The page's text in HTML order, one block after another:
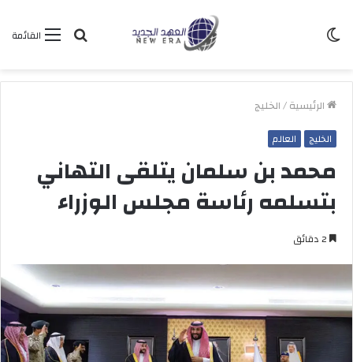
القائمة بحث
الرئيسية/الخليج
الخليج العالم
محمد بن سلمان يتلقى التهاني
بتسلمه رئاسة مجلس الوزراء